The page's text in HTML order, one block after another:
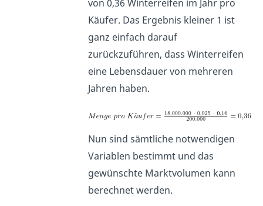
von 0,36 Winterreifen im Jahr pro
Käufer. Das Ergebnis kleiner 1 ist
ganz einfach darauf
zurückzuführen, dass Winterreifen
eine Lebensdauer von mehreren
Jahren haben.
Nun sind sämtliche notwendigen
Variablen bestimmt und das
gewünschte Marktvolumen kann
berechnet werden.